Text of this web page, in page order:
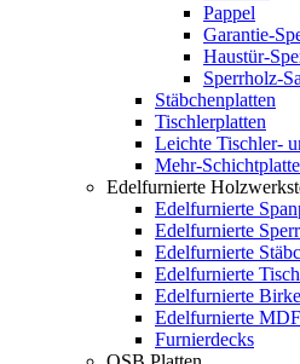
Pappel
Garantie-
Haustür-
Sperrholz-
Stäbchenplatten
Tischlerplatten
Leichte Tischler-
Mehr-
Edelfurnierte
Edelfurnierte
Edelfurnierte
Edelfurnierte
Edelfurnierte
Edelfurnierte
Edelfurnierte
Furnierdecks